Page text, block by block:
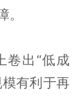
卷出“低成
有利于再